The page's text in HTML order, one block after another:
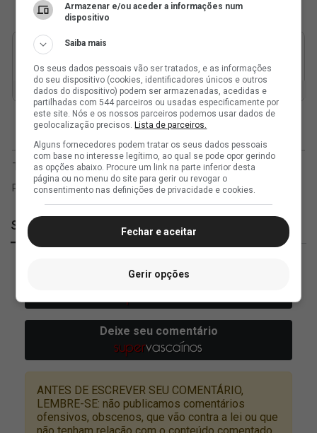
SuperVasco
Armazenar e/ou aceder a informações num
dispositivo
Saiba mais
Os seus dados pessoais vão ser tratados, e as informações
do seu dispositivo (cookies, identificadores únicos e outros
dados do dispositivo) podem ser armazenadas, acedidas e
partilhadas com 544 parceiros ou usadas especificamente por
este site. Nós e os nossos parceiros podemos usar dados de
geolocalização precisos.Lista de parceiros.
Alguns fornecedores podem tratar os seus dados pessoais
com base no interesse legítimo, ao qual se pode opor gerindo
as opções abaixo. Procure um link na parte inferior desta
página ou no menu do site para gerir ou revogar o
consentimento nas definições de privacidade e cookies.
Fechar e aceitar
Gerir opções